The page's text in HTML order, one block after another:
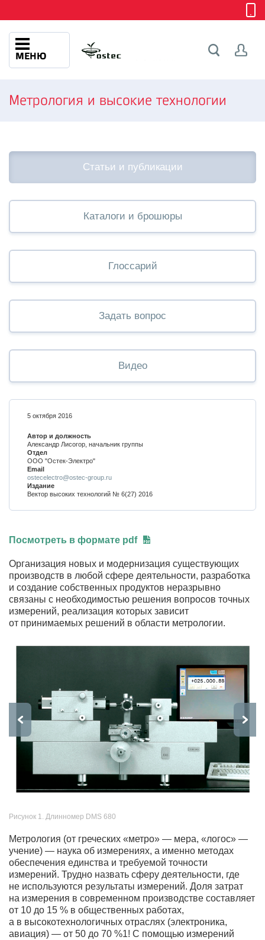
МЕНЮ
Метрология и высокие технологии
Статьи и публикации
Каталоги и брошюры
Глоссарий
Задать вопрос
Видео
5 октября 2016
Автор и должность
Александр Лисогор, начальник группы
Отдел
ООО "Остек-Электро"
Email
ostecelectro@ostec-group.ru
Издание
Вектор высоких технологий № 6(27) 2016
Посмотреть в формате pdf
Организация новых и модернизация существующих
производств в любой сфере деятельности, разработка
и создание собственных продуктов неразрывно
связаны с необходимостью решения вопросов точных
измерений, реализация которых зависит
от принимаемых решений в области метрологии.
Рисунок 1. Длинномер DMS 680
Метрология (от греческих «метро» — мера, «логос» —
учение) — наука об измерениях, а именно методах
обеспечения единства и требуемой точности
измерений. Трудно назвать сферу деятельности, где
не используются результаты измерений. Доля затрат
на измерения в современном производстве составляет
от 10 до 15 % в общественных работах,
а в высокотехнологичных отраслях (электроника,
авиация) — от 50 до 70 %1! С помощью измерений